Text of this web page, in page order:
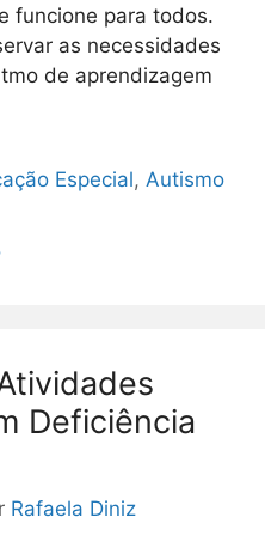
funcione para todos.
as necessidades
de aprendizagem
Especial,Autismo
Deficiência
Rafaela Diniz